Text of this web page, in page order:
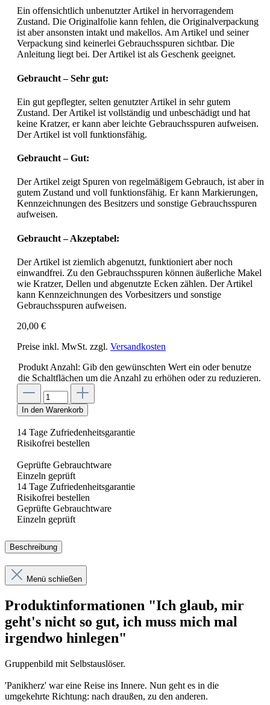
Ein offensichtlich unbenutzter Artikel in hervorragendem
Zustand. Die Originalfolie kann fehlen, die Originalverpackung
ist aber ansonsten intakt und makellos. Am Artikel und seiner
Verpackung sind keinerlei Gebrauchsspuren sichtbar. Die
Anleitung liegt bei. Der Artikel ist als Geschenk geeignet.
Gebraucht – Sehr gut:
Ein gut gepflegter, selten genutzter Artikel in sehr gutem
Zustand. Der Artikel ist vollständig und unbeschädigt und hat
keine Kratzer, er kann aber leichte Gebrauchsspuren aufweisen.
Der Artikel ist voll funktionsfähig.
Gebraucht – Gut:
Der Artikel zeigt Spuren von regelmäßigem Gebrauch, ist aber in
gutem Zustand und voll funktionsfähig. Er kann Markierungen,
Kennzeichnungen des Besitzers und sonstige Gebrauchsspuren
aufweisen.
Gebraucht – Akzeptabel:
Der Artikel ist ziemlich abgenutzt, funktioniert aber noch
einwandfrei. Zu den Gebrauchsspuren können äußerliche Makel
wie Kratzer, Dellen und abgenutzte Ecken zählen. Der Artikel
kann Kennzeichnungen des Vorbesitzers und sonstige
Gebrauchsspuren aufweisen.
20,00 €
Preise inkl. MwSt. zzgl. Versandkosten
Produkt Anzahl: Gib den gewünschten Wert ein oder benutze
die Schaltflächen um die Anzahl zu erhöhen oder zu reduzieren.
In den Warenkorb
14 Tage Zufriedenheitsgarantie
Risikofrei bestellen
Geprüfte Gebrauchtware
Einzeln geprüft
14 Tage Zufriedenheitsgarantie
Risikofrei bestellen
Geprüfte Gebrauchtware
Einzeln geprüft
Beschreibung
Menü schließen
Produktinformationen "Ich glaub, mir
geht's nicht so gut, ich muss mich mal
irgendwo hinlegen"
Gruppenbild mit Selbstauslöser.
'Panikherz' war eine Reise ins Innere. Nun geht es in die
umgekehrte Richtung: nach draußen, zu den anderen.